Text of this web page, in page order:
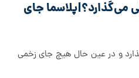
می‌گذارد؟|پلاسما جای
و در عین حال هیچ جای زخمی